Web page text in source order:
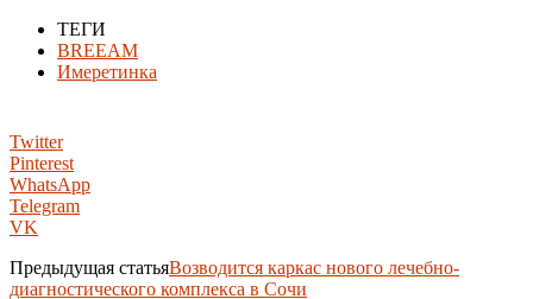
ТЕГИ
BREEAM
Имеретинка
Twitter
Pinterest
WhatsApp
Telegram
VK
Предыдущая статьяВозводится каркас нового лечебно-
диагностического комплекса в Сочи